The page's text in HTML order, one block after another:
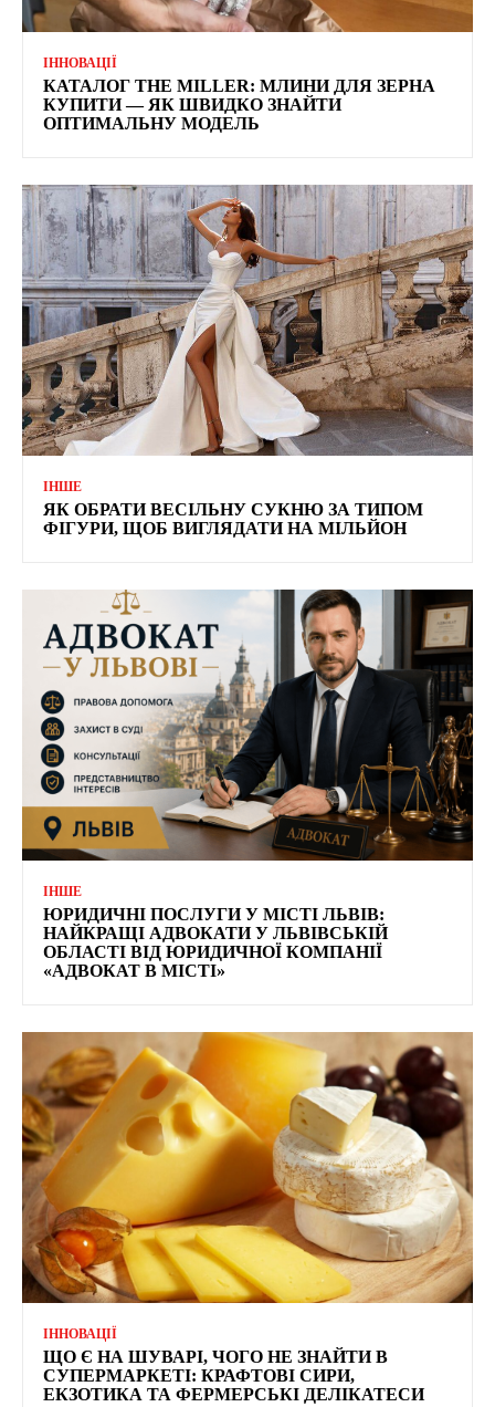
ІННОВАЦІЇ
КАТАЛОГ THE MILLER: МЛИНИ ДЛЯ ЗЕРНА
КУПИТИ — ЯК ШВИДКО ЗНАЙТИ
ОПТИМАЛЬНУ МОДЕЛЬ
ІНШЕ
ЯК ОБРАТИ ВЕСІЛЬНУ СУКНЮ ЗА ТИПОМ
ФІГУРИ, ЩОБ ВИГЛЯДАТИ НА МІЛЬЙОН
ІНШЕ
ЮРИДИЧНІ ПОСЛУГИ У МІСТІ ЛЬВІВ:
НАЙКРАЩІ АДВОКАТИ У ЛЬВІВСЬКІЙ
ОБЛАСТІ ВІД ЮРИДИЧНОЇ КОМПАНІЇ
«АДВОКАТ В МІСТІ»
ІННОВАЦІЇ
ЩО Є НА ШУВАРІ, ЧОГО НЕ ЗНАЙТИ В
СУПЕРМАРКЕТІ: КРАФТОВІ СИРИ,
ЕКЗОТИКА ТА ФЕРМЕРСЬКІ ДЕЛІКАТЕСИ